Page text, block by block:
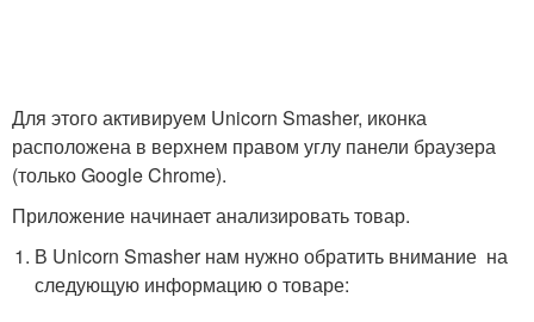
Для этого активируем Unicorn Smasher, иконка
расположена в верхнем правом углу панели браузера
(только Google Chrome).
Приложение начинает анализировать товар.
В Unicorn Smasher нам нужно обратить внимание на
следующую информацию о товаре: